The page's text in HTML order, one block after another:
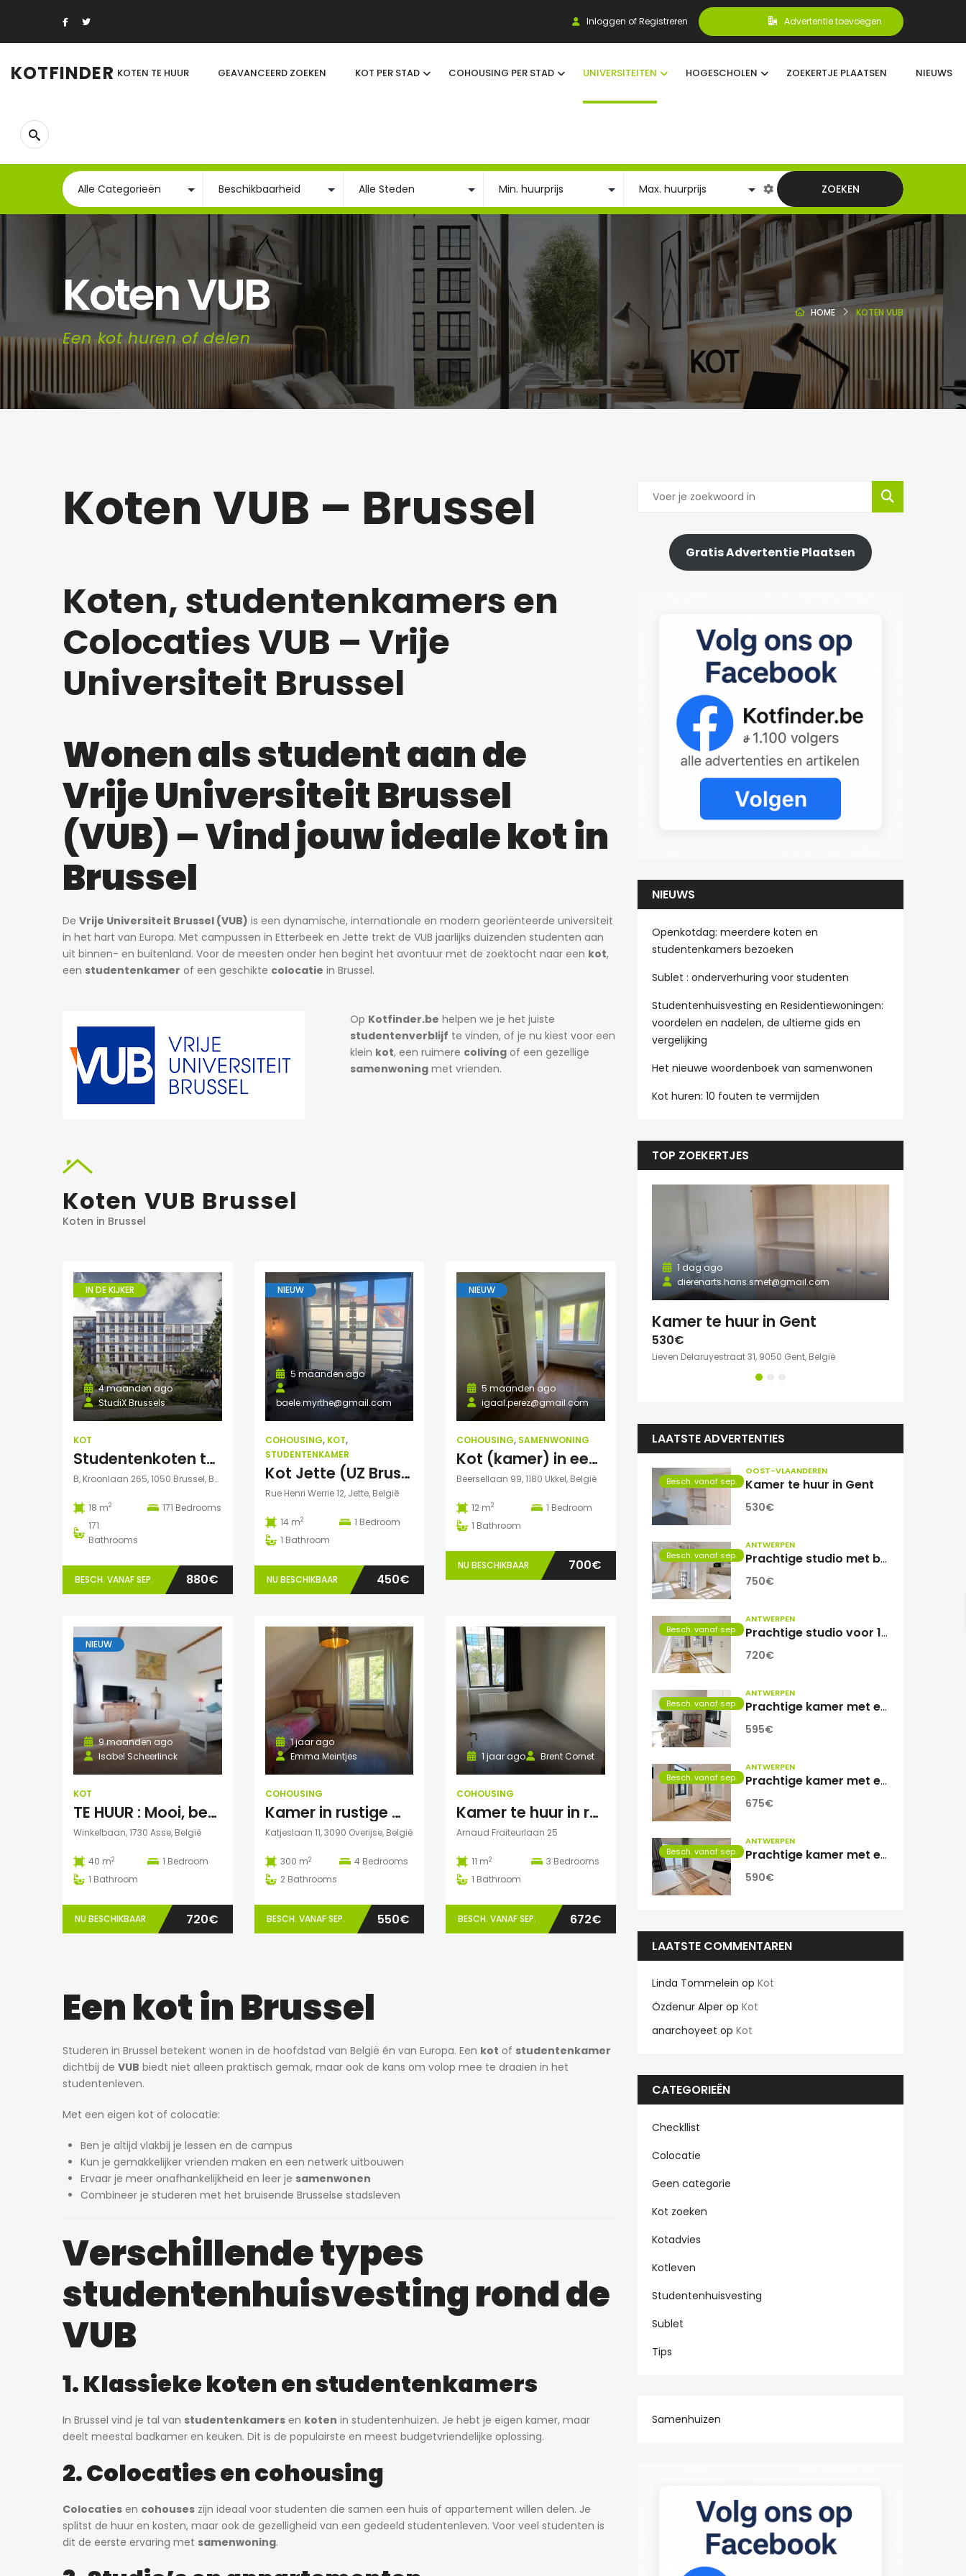
Inloggen of Registreren Advertentie toevoegen
KOTFINDER KOTEN TE HUUR GEAVANCEERD ZOEKEN KOT PER STAD COHOUSING PER STAD UNIVERSITEITEN HOGESCHOLEN ZOEKERTJE PLAATSEN NIEUWS
ZOEKEN
Koten VUB
Een kot huren of delen
HOME KOTEN VUB
Koten VUB – Brussel
Koten, studentenkamers en
Colocaties VUB – Vrije
Universiteit Brussel
Wonen als student aan de
Vrije Universiteit Brussel
(VUB) – Vind jouw ideale kot in
Brussel
De Vrije Universiteit Brussel (VUB) is een dynamische, internationale en modern georiënteerde universiteit
in het hart van Europa. Met campussen in Etterbeek en Jette trekt de VUB jaarlijks duizenden studenten aan
uit binnen- en buitenland. Voor de meesten onder hen begint het avontuur met de zoektocht naar een kot,
een studentenkamer of een geschikte colocatie in Brussel.
Op Kotfinder.be helpen we je het juiste
studentenverblijf te vinden, of je nu kiest voor een
klein kot, een ruimere coliving of een gezellige
samenwoning met vrienden.
Koten VUB Brussel
Koten in Brussel
IN DE KIJKER
StudiX Brussels
4 maanden ago
KOT
Studentenkoten te huur in Elsene – Residentie StudiX
B, Kroonlaan 265, 1050 Brussel, België
18 m2 171 Bedrooms
171
Bathrooms
BESCH. VANAF SEP. 880€
NIEUW
baele.myrthe@gmail.com
5 maanden ago
COHOUSING, KOT,
STUDENTENKAMER
Kot Jette (UZ Brussel) juni-juli-aug-sept 2026
Rue Henri Werrie 12, Jette, België
14 m2 1 Bedroom
1 Bathroom
NU BESCHIKBAAR 450€
NIEUW
igaal.perez@gmail.com
5 maanden ago
COHOUSING, SAMENWONING
Kot (kamer) in een privéwoning
Beersellaan 99, 1180 Ukkel, België
12 m2 1 Bedroom
1 Bathroom
NU BESCHIKBAAR 700€
NIEUW
Isabel Scheerlinck
9 maanden ago
KOT
TE HUUR : Mooi, bemeubelde studentenstudio te Asse
Winkelbaan, 1730 Asse, België
40 m2 1 Bedroom
1 Bathroom
NU BESCHIKBAAR 720€
Emma Meintjes
1 jaar ago
COHOUSING
Kamer in rustige woning met goede verbinding
Katjeslaan 11, 3090 Overijse, België
300 m2 4 Bedrooms
2 Bathrooms
BESCH. VANAF SEP. 550€
Brent Cornet
1 jaar ago
COHOUSING
Kamer te huur in ruim appartement (Elsene)
Arnaud Fraiteurlaan 25
11 m2 3 Bedrooms
1 Bathroom
BESCH. VANAF SEP. 672€
Een kot in Brussel
Studeren in Brussel betekent wonen in de hoofdstad van België én van Europa. Een kot of studentenkamer
dichtbij de VUB biedt niet alleen praktisch gemak, maar ook de kans om volop mee te draaien in het
studentenleven.
Met een eigen kot of colocatie:
Ben je altijd vlakbij je lessen en de campus
Kun je gemakkelijker vrienden maken en een netwerk uitbouwen
Ervaar je meer onafhankelijkheid en leer je samenwonen
Combineer je studeren met het bruisende Brusselse stadsleven
Verschillende types
studentenhuisvesting rond de
VUB
1. Klassieke koten en studentenkamers
In Brussel vind je tal van studentenkamers en koten in studentenhuizen. Je hebt je eigen kamer, maar
deelt meestal badkamer en keuken. Dit is de populairste en meest budgetvriendelijke oplossing.
2. Colocaties en cohousing
Colocaties en cohouses zijn ideaal voor studenten die samen een huis of appartement willen delen. Je
splitst de huur en kosten, maar ook de gezelligheid van een gedeeld studentenleven. Voor veel studenten is
dit de eerste ervaring met samenwoning.
Gratis Advertentie Plaatsen
NIEUWS
Openkotdag: meerdere koten en
studentenkamers bezoeken
Sublet : onderverhuring voor studenten
Studentenhuisvesting en Residentiewoningen:
voordelen en nadelen, de ultieme gids en
vergelijking
Het nieuwe woordenboek van samenwonen
Kot huren: 10 fouten te vermijden
TOP ZOEKERTJES
Heidi
1 dag ago
Prachtige studio met balkon voor 1 student(e)!
750€
Willem Herreynsstraat 42, Mechelen, België
1 dag ago
Adegemstraat 42, 2800 Mechelen, België
dierenarts.hans.smet@gmail.com
1 dag ago
Kamer te huur in Gent
530€
Lieven Delaruyestraat 31, 9050 Gent, België
LAATSTE ADVERTENTIES
Besch. vanaf sep.
OOST-VLAANDEREN
Kamer te huur in Gent
530€
Besch. vanaf sep.
ANTWERPEN
Prachtige studio met balkon voor 1 student(e)!
750€
Besch. vanaf sep.
ANTWERPEN
Prachtige studio voor 1 student(e)
720€
Besch. vanaf sep.
ANTWERPEN
Prachtige kamer met eigen sanitair.
595€
Besch. vanaf sep.
ANTWERPEN
Prachtige kamer met eigen sanitair!
675€
Besch. vanaf sep.
ANTWERPEN
Prachtige kamer met eigen sanitair!
590€
LAATSTE COMMENTAREN
Linda Tommelein op Kot
Özdenur Alper op Kot
anarchoyeet op Kot
CATEGORIEËN
Checkllist
Colocatie
Geen categorie
Kot zoeken
Kotadvies
Kotleven
Studentenhuisvesting
Sublet
Tips
Samenhuizen